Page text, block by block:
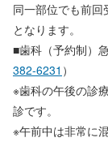
同一部位でも前
となります。
■歯科（予約制）
382-6231 ）
※歯科の午後の診
診です。
※午前中は非常に